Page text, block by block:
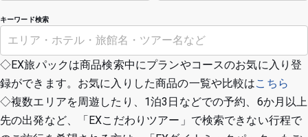
キーワード検索
◇EX旅パックは商品検索中にプランやコースのお気に入り登
録ができます。お気に入りした商品の一覧や比較はこちら
◇複数エリアを周遊したり、1泊3日などでの予約、6か月以上
先の出発など、「EXこだわりツアー」で検索できない行程で